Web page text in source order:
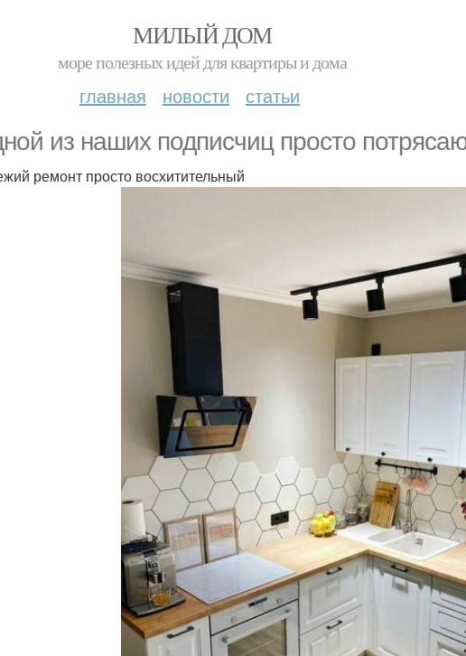
МИЛЫЙ ДОМ
море полезных идей для квартиры и дома
главная новости статьи
из наших подписчиц просто
ремонт просто восхитительный